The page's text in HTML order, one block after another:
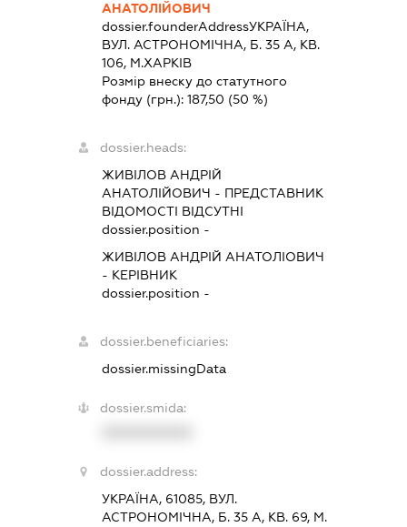
АНАТОЛІЙОВИЧ
dossier.founderAddressУКРАЇНА,
ВУЛ. АСТРОНОМІЧНА, Б. 35 А, КВ.
106, М.ХАРКІВ
Розмір внеску до статутного
фонду (грн.):187,50 (50 %)
dossier.heads:
ЖИВІЛОВ АНДРІЙ
АНАТОЛІЙОВИЧ - ПРЕДСТАВНИК
ВІДОМОСТІ ВІДСУТНІ
dossier.position -
ЖИВІЛОВ АНДРІЙ АНАТОЛІОВИЧ
- КЕРІВНИК
dossier.position -
dossier.beneficiaries:
dossier.missingData
dossier.smida:
dossier.address:
УКРАЇНА, 61085, ВУЛ.
АСТРОНОМІЧНА, Б. 35 А, КВ. 69, М.